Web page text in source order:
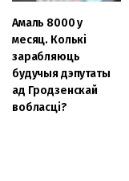
Амаль 8000 у
месяц. Колькі
зарабляюць
будучыя дэпутаты
ад Гродзенскай
вобласці?